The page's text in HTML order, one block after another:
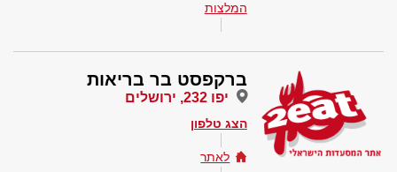
המלצות
ברקפסט בר בריאות
יפו 232, ירושלים
הצג טלפון
לאתר